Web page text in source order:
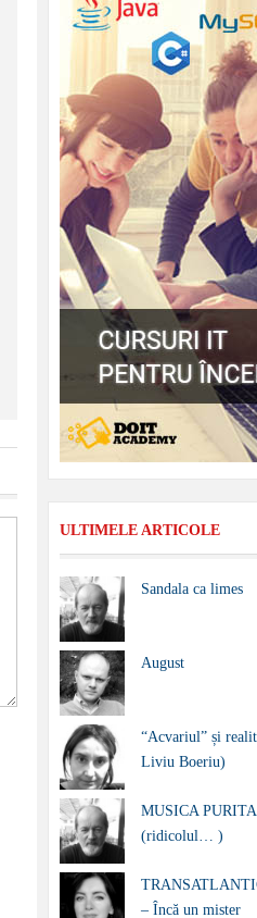
ULTIMELE ARTICOLE
Sandala ca limes
August
“Acvariul” și
Liviu Boeriu)
MUSICA
(ridicolul… )
– Încă un mister